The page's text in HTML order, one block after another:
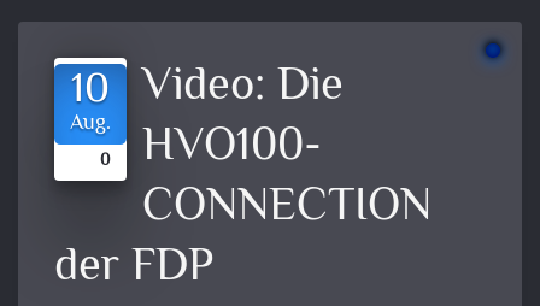
10
Aug.
0
Video: Die
HVO100-
CONNECTION
der FDP